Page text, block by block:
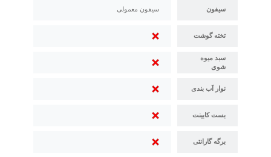
سیفون سیفون معمولی
تخته گوشت
سبد میوه
شوی
نوار آب بندی
بست کابینت
برگه گارانتی